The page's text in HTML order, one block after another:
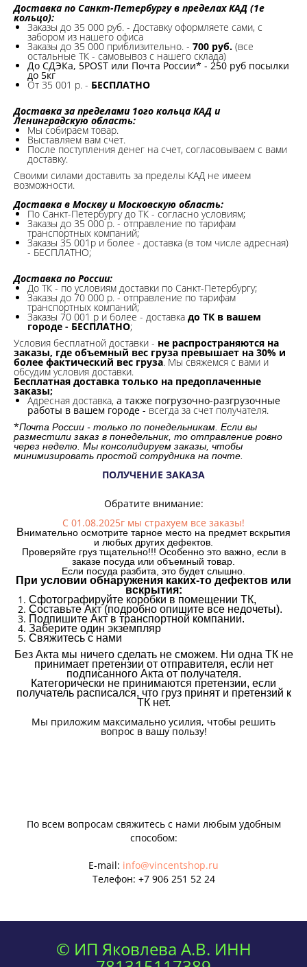
Доставка по Санкт-Петербургу в пределах КАД (1е
кольцо):
Заказы до 35 000 руб. - Доставку оформляете сами, с
забором из нашего офиса
Заказы до 35 000 приблизительно. - 700 руб. (все
остальные ТК - самовывоз с нашего склада)
До СДЭКа, 5POST или Почта России* - 250 руб посылки
до 5кг
От 35 001 р. - БЕСПЛАТНО
Доставка за пределами 1ого кольца КАД и
Ленинградскую область:
Мы собираем товар.
Выставляем вам счет.
После поступления денег на счет, согласовываем с вами
доставку.
Своими силами доставить за пределы КАД не имеем
возможности.​
Доставка в Москву и Московскую область:
По Санкт-Петербургу до ТК - согласно условиям;
Заказы до 35 000 р. - отправление по тарифам
транспортных компаний;
Заказы 35 001р и более - доставка (в том числе адресная)
- БЕСПЛАТНО;
Доставка по России:
До ТК - по условиям доставки по Санкт-Петербургу;
Заказы до 70 000 р. - отправление по тарифам
транспортных компаний;
Заказы 70 001 р и более - доставка до ТК в вашем
городе - БЕСПЛАТНО;
Условия бесплатной доставки - не распространяются на
заказы, где объемный вес груза превышает на 30% и
более фактический вес груза. Мы свяжемся с вами и
обсудим условия доставки.
Бесплатная доставка только на предоплаченные
заказы;
Адресная доставка, а также погрузочно-разгрузочные
работы в вашем городе - всегда за счет получателя.
*Почта России - только по понедельникам. Если вы
разместили заказ в понедельник, то отправление ровно
через неделю. Мы консолидируем заказы, чтобы
минимизировать простой сотрудника на почте.
ПОЛУЧЕНИЕ ЗАКАЗА
Обратите внимание:
С 01.08.2025г мы страхуем все заказы!
Внимательно осмотрите тарное место на предмет вскрытия
и любых других дефектов.
Проверяйте груз тщательно!!! Особенно это важно, если в
заказе посуда или объемный товар.
Если посуда разбита, это будет слышно.
При условии обнаружения каких-то дефектов или
вскрытия:
Сфотографируйте коробки в помещении ТК,
Составьте Акт (подробно опишите все недочеты).
Подпишите Акт в транспортной компании.
Заберите один экземпляр
Свяжитесь с нами
Без Акта мы ничего сделать не сможем. Ни одна ТК не
принимает претензии от отправителя, если нет
подписанного Акта от получателя.
Категорически не принимаются претензии, если
получатель расписался, что груз принят и претензий к
ТК нет.
Мы приложим максимально усилия, чтобы решить
вопрос в вашу пользу!
По всем вопросам свяжитесь с нами любым удобным
способом:
E-mail: info@vincentshop.ru
Телефон: +7 906 251 52 24
© ИП Яковлева А.В. ИНН